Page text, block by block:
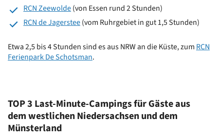
RCN Zeewolde(von Essen rund 2 Stunden)
RCN de Jagerstee(vom Ruhrgebiet in gut 1,5 Stunden)
Etwa 2,5 bis 4 Stunden sind es aus NRW an die Küste, zum RCN
Ferienpark De Schotsman.
TOP 3 Last-Minute-Campings für Gäste aus
dem westlichen Niedersachsen und dem
Münsterland